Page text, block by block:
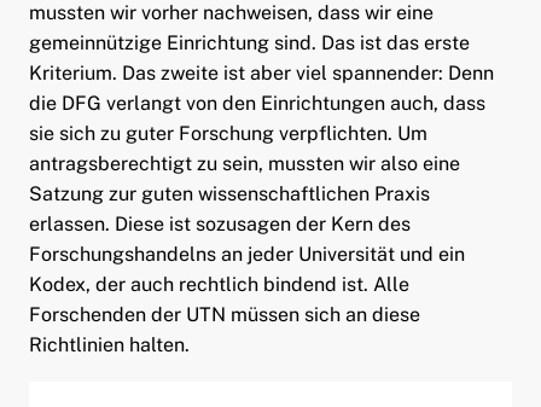
mussten wir vorher nachweisen, dass wir eine
gemeinnützige Einrichtung sind. Das ist das erste
Kriterium. Das zweite ist aber viel spannender: Denn
die DFG verlangt von den Einrichtungen auch, dass
sie sich zu guter Forschung verpflichten. Um
antragsberechtigt zu sein, mussten wir also eine
Satzung zur guten wissenschaftlichen Praxis
erlassen. Diese ist sozusagen der Kern des
Forschungshandelns an jeder Universität und ein
Kodex, der auch rechtlich bindend ist. Alle
Forschenden der UTN müssen sich an diese
Richtlinien halten.